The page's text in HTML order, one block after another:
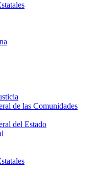
de las Comunidades
del Estado